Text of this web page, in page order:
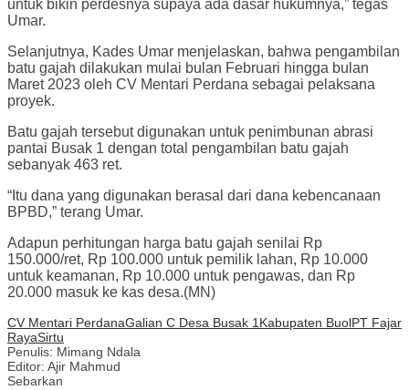
untuk bikin perdesnya supaya ada dasar hukumnya,” tegas
Umar.
Selanjutnya, Kades Umar menjelaskan, bahwa pengambilan
batu gajah dilakukan mulai bulan Februari hingga bulan
Maret 2023 oleh CV Mentari Perdana sebagai pelaksana
proyek.
Batu gajah tersebut digunakan untuk penimbunan abrasi
pantai Busak 1 dengan total pengambilan batu gajah
sebanyak 463 ret.
“Itu dana yang digunakan berasal dari dana kebencanaan
BPBD,” terang Umar.
Adapun perhitungan harga batu gajah senilai Rp
150.000/ret, Rp 100.000 untuk pemilik lahan, Rp 10.000
untuk keamanan, Rp 10.000 untuk pengawas, dan Rp
20.000 masuk ke kas desa.(MN)
CV Mentari PerdanaGalian C Desa Busak 1 Kabupaten BuolPT Fajar
RayaSirtu
Penulis: Mimang Ndala
Editor: Ajir Mahmud
Sebarkan